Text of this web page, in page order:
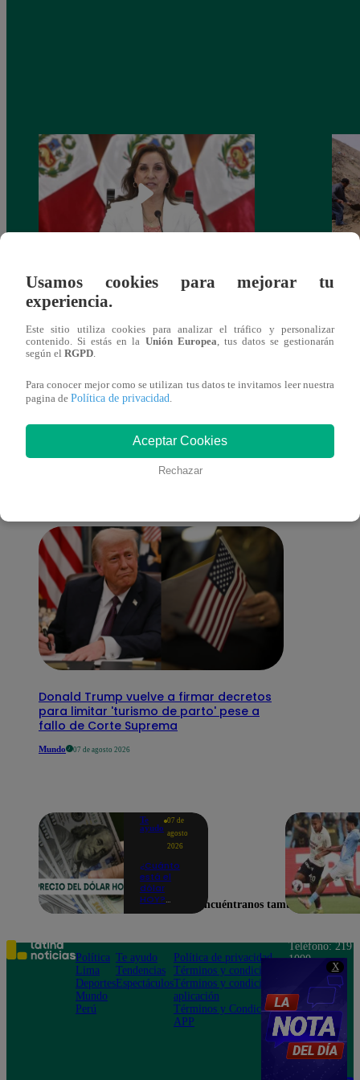
X
Congreso: proponen que el aumento del
salario presidencial se aplique desde 2026
Las
También te puede
interesar
Donald Trump vuelve a firmar decretos
para limitar 'turismo de parto' pese a
fallo de Corte Suprema
Mundo 07 de agosto 2026
Te
ayudo
07 de
agosto
2026
¿Cuánto
está el
dólar
HOY?
este
viernes 7
de agosto
Usamos cookies para mejorar tu
experiencia.
Este sitio utiliza cookies para analizar el tráfico y personalizar
contenido. Si estás en la Unión Europea , tus datos se gestionarán
según el RGPD
Para conocer mejor como se utilizan tus datos te invitamos leer nuestra
pagina de Política de privacidad
Aceptar Cookies
Rechazar
Encuéntranos también en
Política
Lima
Deportes
Mundo
Perú
Te ayudo
Tendencias
Espectáculos
Política de privacidad
Términos y condiciones
Términos y condiciones
aplicación
Términos y Condiciones
APP
Teléfono: 219
1000
Felipe 968
Jesús María